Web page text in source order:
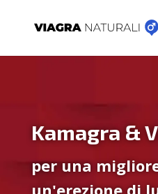
Kamagra &
per una
un'erezione di